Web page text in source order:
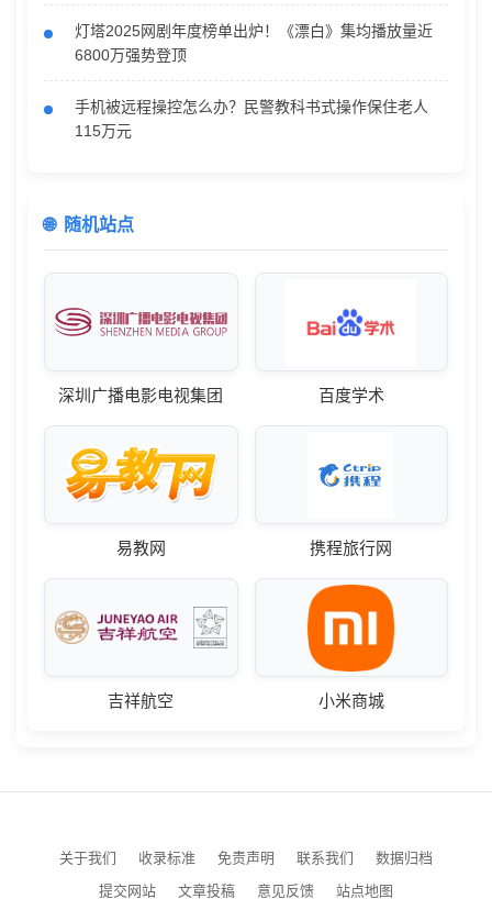
灯塔2025网剧年度榜单出炉！《漂白》集均播放量近
6800万强势登顶
手机被远程操控怎么办？民警教科书式操作保住老人
115万元
随机站点
深圳广播电影电视集团 百度学术
易教网 携程旅行网
吉祥航空 小米商城
关于我们 收录标准 免责声明 联系我们
数据归档
提交网站
文章投稿 意见反馈 站点地图